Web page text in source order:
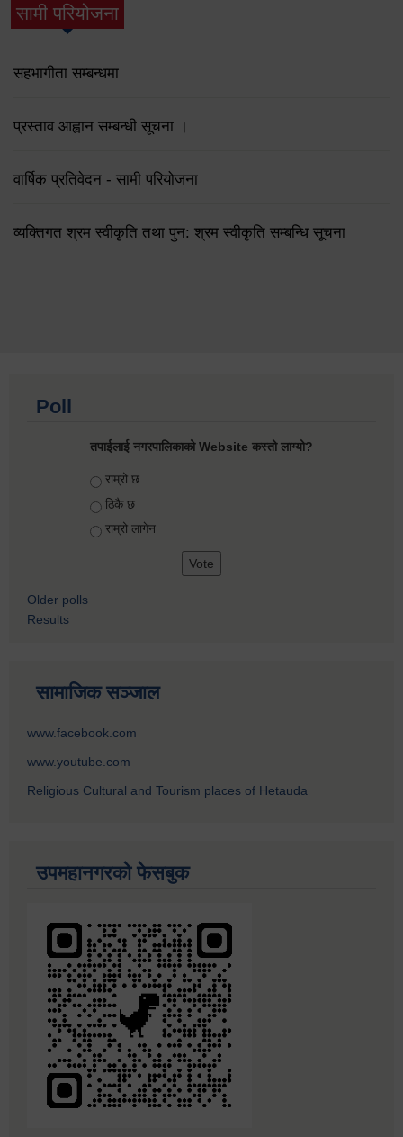
सामी परियोजना
(active tab)
सहभागीता सम्बन्धमा
प्रस्ताव आह्वान सम्बन्धी सूचना ।
वार्षिक प्रतिवेदन - सामी परियोजना
व्यक्तिगत श्रम स्वीकृति तथा पुन: श्रम स्वीकृति सम्बन्धि सूचना
Poll
तपाईलाई नगरपालिकाको Website कस्तो लाग्यो?
Choices
राम्रो छ
ठिकै छ
राम्रो लागेन
Older polls
Results
सामाजिक सञ्जाल
www.facebook.com
www.youtube.com
Religious Cultural and Tourism places of Hetauda
उपमहानगरको फेसबुक